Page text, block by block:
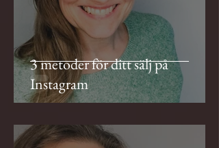
3 metoder för ditt sälj på
Instagram